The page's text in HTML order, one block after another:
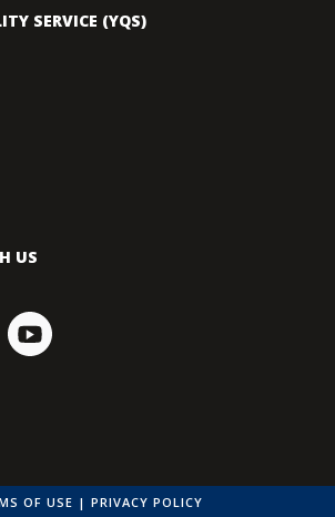
SERVICE (YQS)
US
OF USE | PRIVACY POLICY